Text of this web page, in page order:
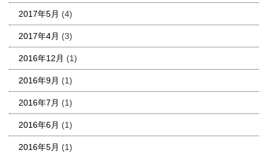
2017年5月 (4)
2017年4月 (3)
2016年12月 (1)
2016年9月 (1)
2016年7月 (1)
2016年6月 (1)
2016年5月 (1)